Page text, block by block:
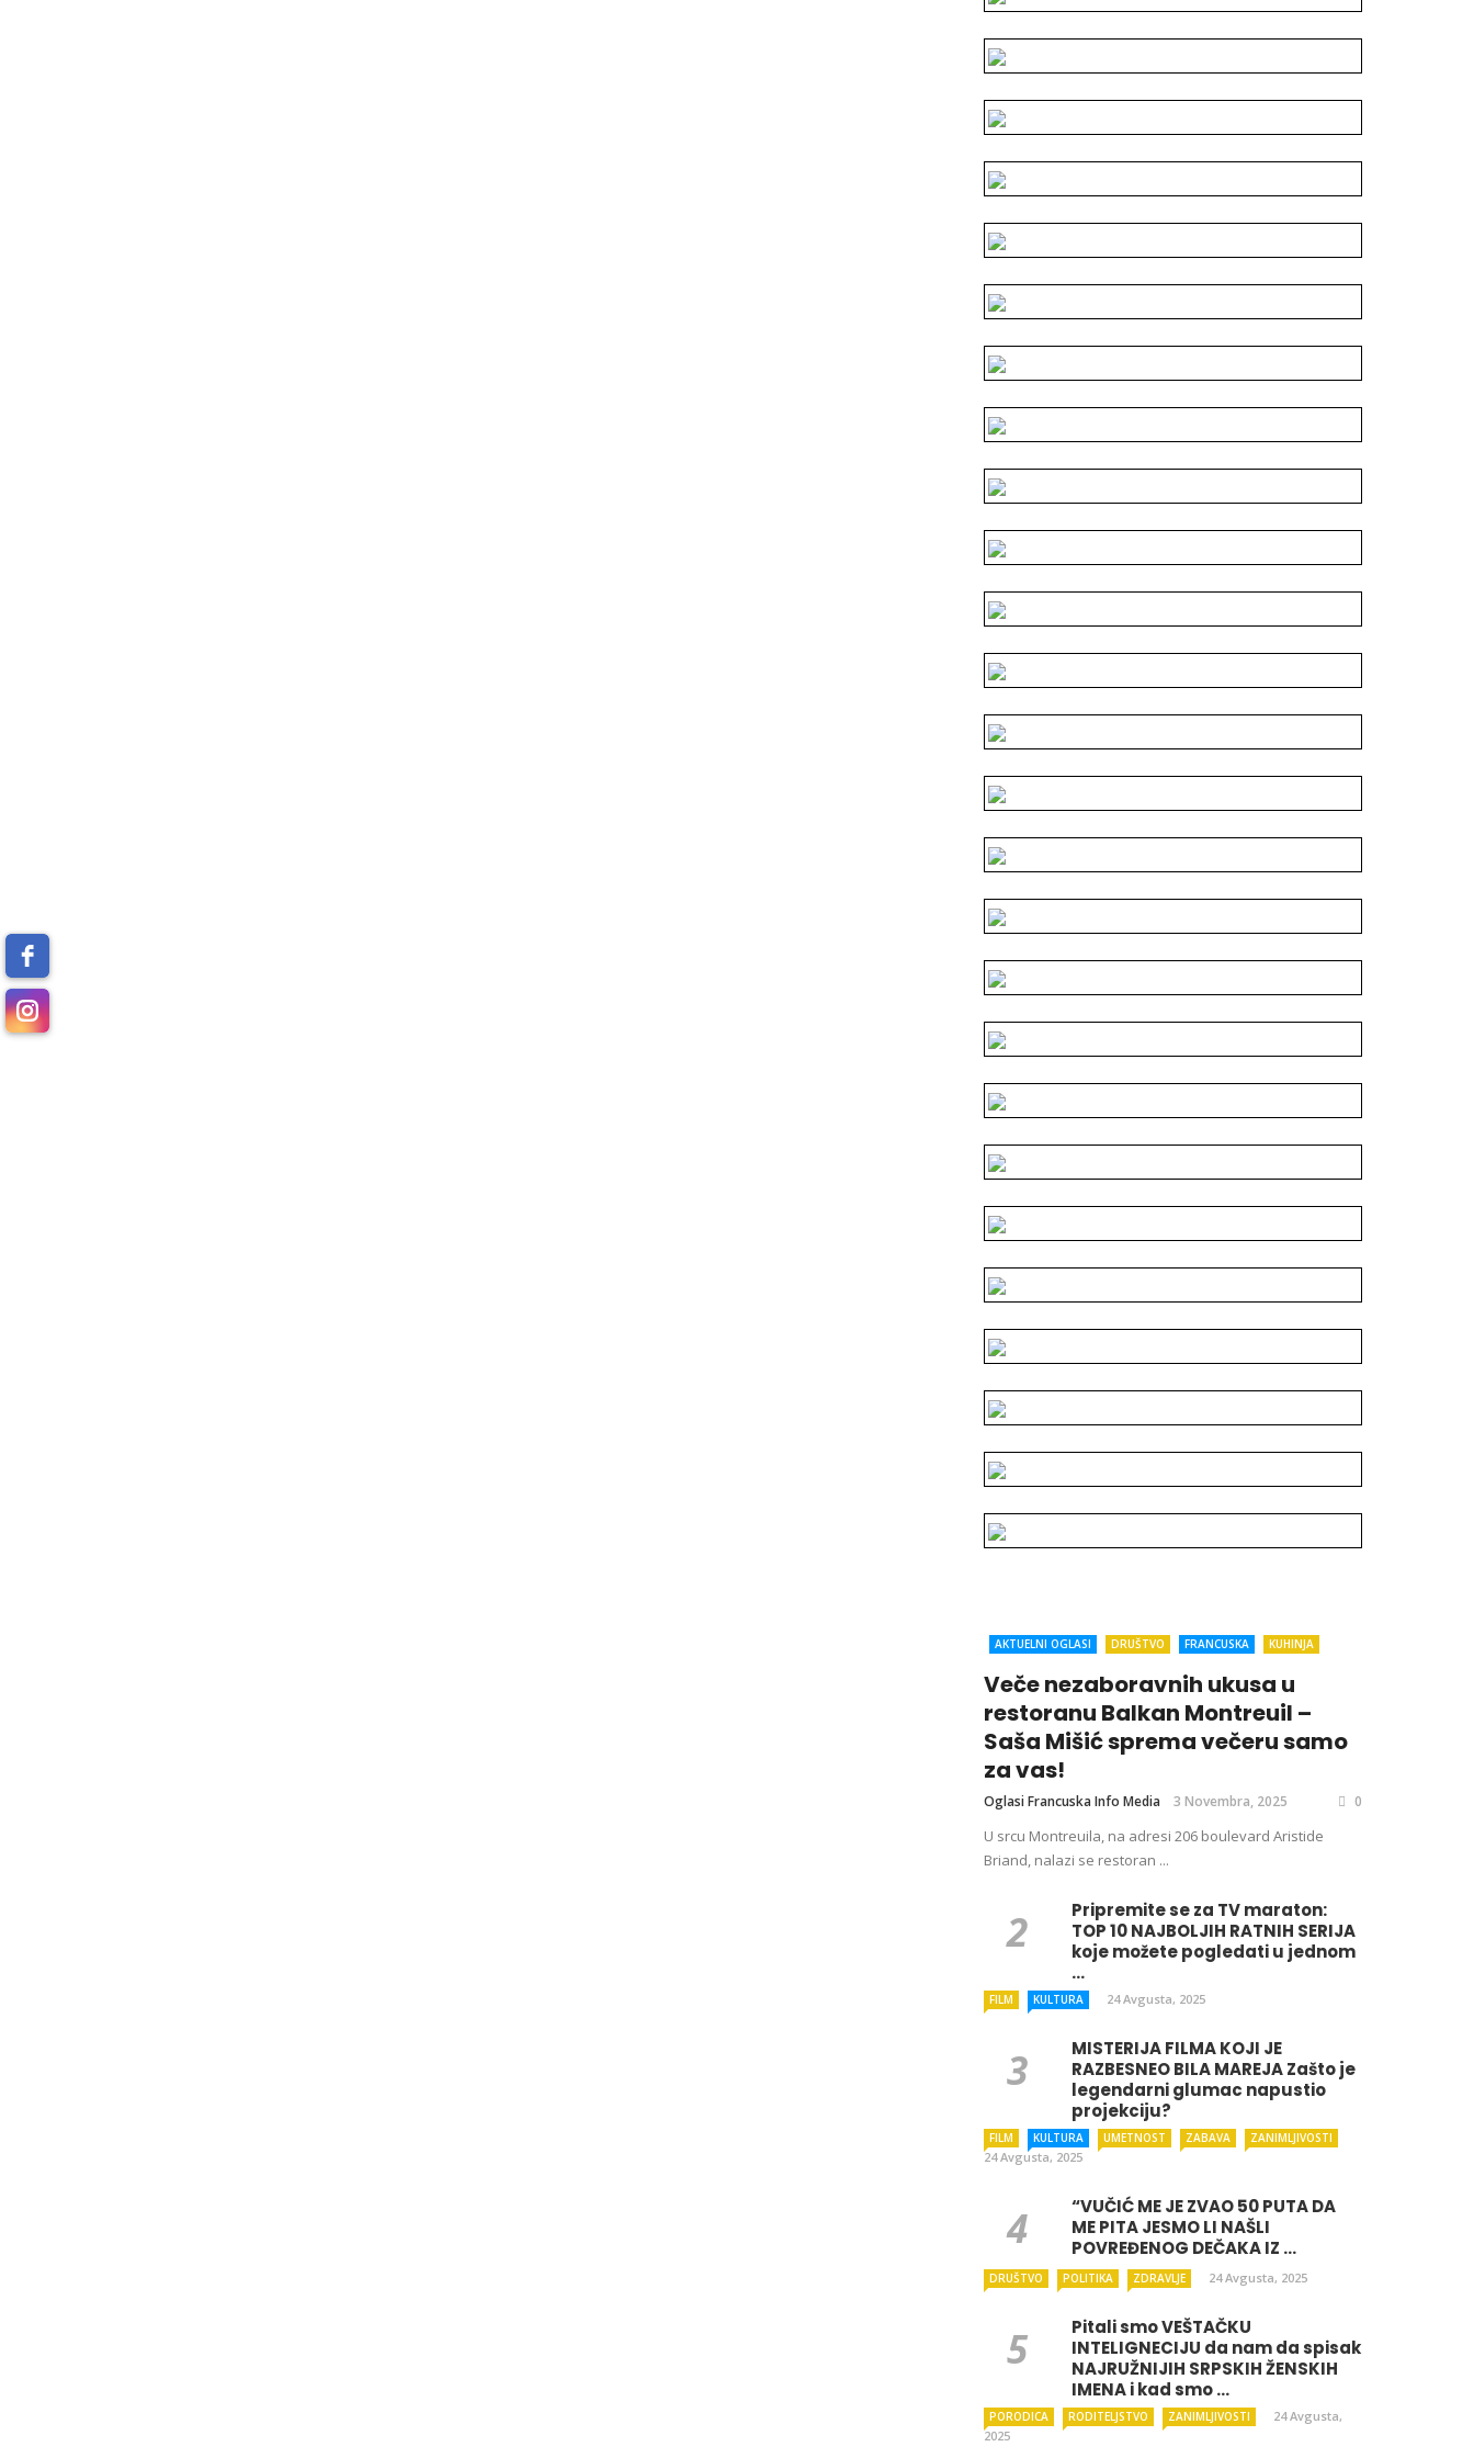
AKTUELNI OGLASI DRUŠTVO FRANCUSKA KUHINJA
Veče nezaboravnih ukusa u
restoranu Balkan Montreuil –
Saša Mišić sprema večeru samo
za vas!
Oglasi Francuska Info Media 3 Novembra, 2025 0
U srcu Montreuila, na adresi 206 boulevard Aristide
Briand, nalazi se restoran ...
Pripremite se za TV maraton:
TOP 10 NAJBOLJIH RATNIH SERIJA
koje možete pogledati u jednom
...
FILM KULTURA 24 Avgusta, 2025
MISTERIJA FILMA KOJI JE
RAZBESNEO BILA MAREJA Zašto je
legendarni glumac napustio
projekciju?
FILM KULTURA UMETNOST ZABAVA ZANIMLJIVOSTI
24 Avgusta, 2025
“VUČIĆ ME JE ZVAO 50 PUTA DA
ME PITA JESMO LI NAŠLI
POVREĐENOG DEČAKA IZ ...
DRUŠTVO POLITIKA ZDRAVLJE 24 Avgusta, 2025
Pitali smo VEŠTAČKU
INTELIGNECIJU da nam da spisak
NAJRUŽNIJIH SRPSKIH ŽENSKIH
IMENA i kad smo ...
PORODICA RODITELJSTVO ZANIMLJIVOSTI
24 Avgusta,
2025